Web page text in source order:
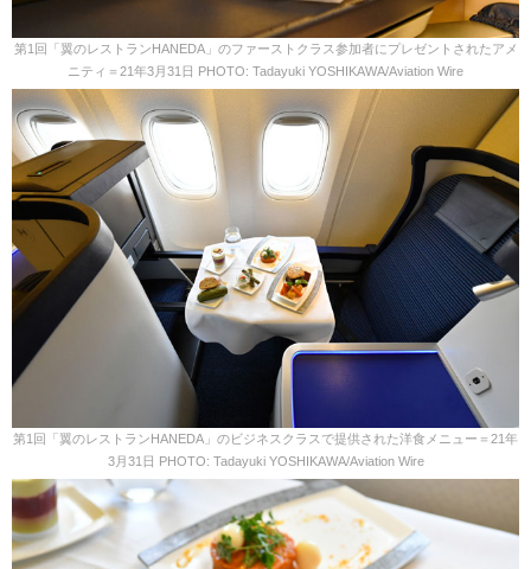
第1回「翼のレストランHANEDA」のファーストクラス参加者にプレゼントされたアメ
ニティ＝21年3月31日 PHOTO: Tadayuki YOSHIKAWA/Aviation Wire
第1回「翼のレストランHANEDA」のビジネスクラスで提供された洋食メニュー＝21年
3月31日 PHOTO: Tadayuki YOSHIKAWA/Aviation Wire